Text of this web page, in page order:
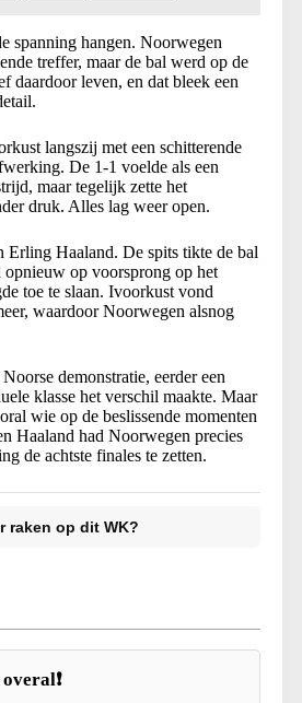
spanning hangen. Noorwegen
treffer, maar de bal werd op de
daardoor leven, en dat bleek een
langszij met een schitterende
De 1-1 voelde als een
maar tegelijk zette het
druk. Alles lag weer open.
Erling Haaland. De spits tikte de bal
opnieuw op voorsprong op het
toe te slaan. Ivoorkust vond
waardoor Noorwegen alsnog
demonstratie, eerder een
klasse het verschil maakte. Maar
wie op de beslissende momenten
Haaland had Noorwegen precies
de achtste finales te zetten.
raken op dit WK?